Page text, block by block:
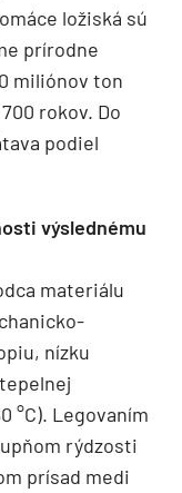
ložiská sú
prírodne
miliónov ton
rokov. Do
podiel
výslednému
materiálu
nízku
°C). Legovaním
rýdzosti
prísad medi